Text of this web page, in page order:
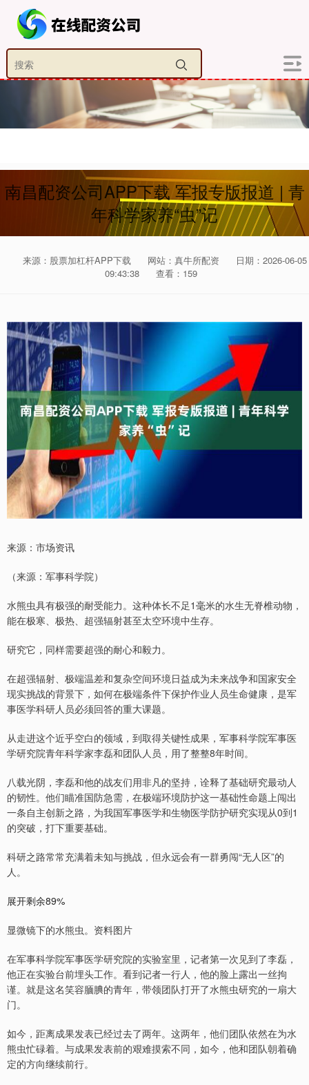
南昌配资公司APP下载 军报专版报道 | 青
年科学家养“虫”记
来源：股票加杠杆APP下载 网站：真牛所配资
日期：2026-06-05
09:43:38
查看：159
来源：市场资讯
（来源：军事科学院）
水熊虫具有极强的耐受能力。这种体长不足1毫米的水生无脊椎动物，
能在极寒、极热、超强辐射甚至太空环境中生存。
研究它，同样需要超强的耐心和毅力。
在超强辐射、极端温差和复杂空间环境日益成为未来战争和国家安全
现实挑战的背景下，如何在极端条件下保护作业人员生命健康，是军
事医学科研人员必须回答的重大课题。
从走进这个近乎空白的领域，到取得关键性成果，军事科学院军事医
学研究院青年科学家李磊和团队人员，用了整整8年时间。
八载光阴，李磊和他的战友们用非凡的坚持，诠释了基础研究最动人
的韧性。他们瞄准国防急需，在极端环境防护这一基础性命题上闯出
一条自主创新之路，为我国军事医学和生物医学防护研究实现从0到1
的突破，打下重要基础。
科研之路常常充满着未知与挑战，但永远会有一群勇闯“无人区”的
人。
展开剩余89%
显微镜下的水熊虫。资料图片
在军事科学院军事医学研究院的实验室里，记者第一次见到了李磊，
他正在实验台前埋头工作。看到记者一行人，他的脸上露出一丝拘
谨。就是这名笑容腼腆的青年，带领团队打开了水熊虫研究的一扇大
门。
如今，距离成果发表已经过去了两年。这两年，他们团队依然在为水
熊虫忙碌着。与成果发表前的艰难摸索不同，如今，他和团队朝着确
定的方向继续前行。